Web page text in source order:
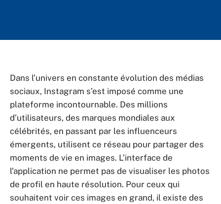
Dans l’univers en constante évolution des médias
sociaux, Instagram s’est imposé comme une
plateforme incontournable. Des millions
d’utilisateurs, des marques mondiales aux
célébrités, en passant par les influenceurs
émergents, utilisent ce réseau pour partager des
moments de vie en images. L’interface de
l’application ne permet pas de visualiser les photos
de profil en haute résolution. Pour ceux qui
souhaitent voir ces images en grand, il existe des